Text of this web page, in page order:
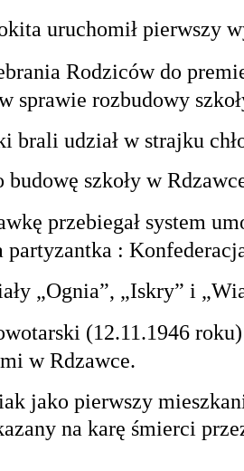
uruchomił pierwszy
Rodziców do
sprawie rozbudowy
brali udział w strajku
budowę szkoły w
przebiegał system
partyzantka :
„Ognia”, „Iskry” i
(12.11.1946
w Rdzawce.
jako pierwszy
na karę śmierci